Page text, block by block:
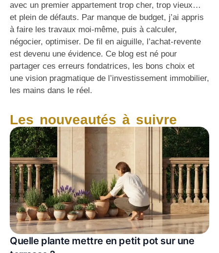
avec un premier appartement trop cher, trop vieux…
et plein de défauts. Par manque de budget, j’ai appris
à faire les travaux moi-même, puis à calculer,
négocier, optimiser. De fil en aiguille, l’achat-revente
est devenu une évidence. Ce blog est né pour
partager ces erreurs fondatrices, les bons choix et
une vision pragmatique de l’investissement immobilier,
les mains dans le réel.
Les nouveautés à suivre
Quelle plante mettre en petit pot sur une